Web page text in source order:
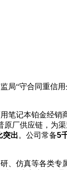
“守合同重信
笔记本铂金经
原厂供应链，为
突出。公司常备5
研、仿真等各类专